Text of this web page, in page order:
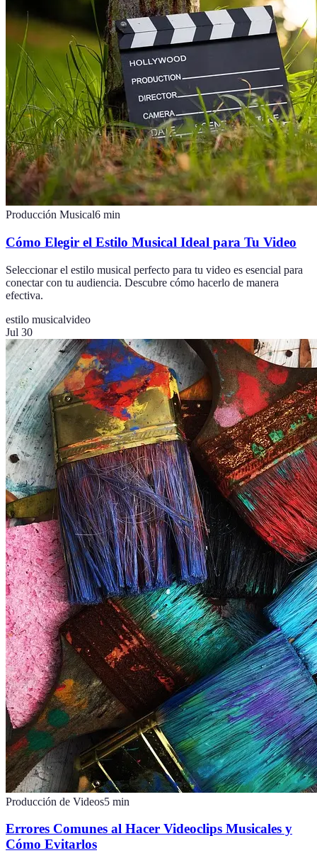
Producción Musical6 min
Cómo Elegir el Estilo Musical Ideal para Tu Video
Seleccionar el estilo musical perfecto para tu video es esencial para
conectar con tu audiencia. Descubre cómo hacerlo de manera
efectiva.
estilo musicalvideo
Jul 30
Producción de Videos5 min
Errores Comunes al Hacer Videoclips Musicales y
Cómo Evitarlos